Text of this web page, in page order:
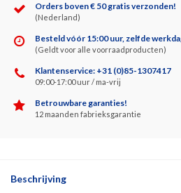
Orders boven € 50 gratis verzonden!
(Nederland)
Besteld vóór 15:00 uur, zelfde
(Geldt voor alle voorraadproducten)
Klantenservice: +31 (0)85-1307417
09:00-17:00 uur / ma-vrij
Betrouwbare garanties!
12 maanden fabrieksgarantie
Beschrijving